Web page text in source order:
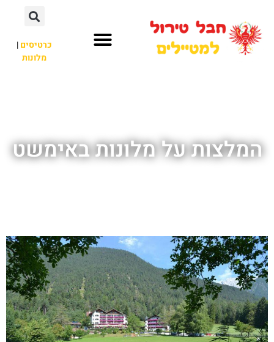
כרטיסים|
מלונות
המלצות על מלונות באימשט